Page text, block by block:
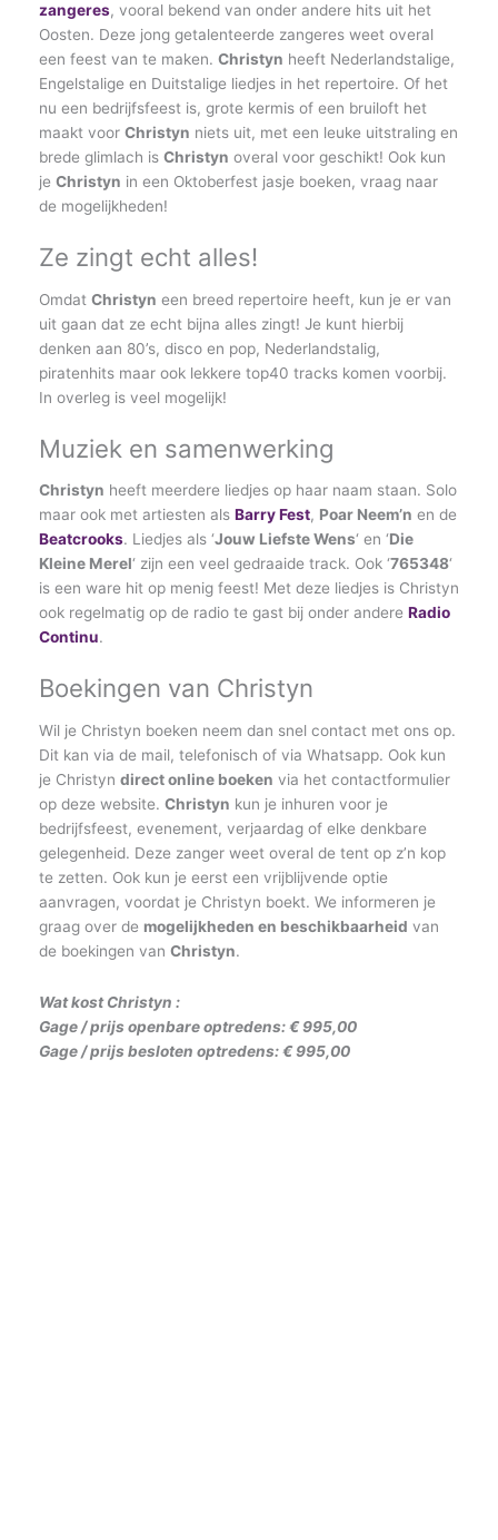
zangeres, vooral bekend van onder andere hits uit het
Oosten. Deze jong getalenteerde zangeres weet overal
een feest van te maken. Christyn heeft Nederlandstalige,
Engelstalige en Duitstalige liedjes in het repertoire. Of het
nu een bedrijfsfeest is, grote kermis of een bruiloft het
maakt voor Christyn niets uit, met een leuke uitstraling en
brede glimlach is Christyn overal voor geschikt! Ook kun
je Christyn in een Oktoberfest jasje boeken, vraag naar
de mogelijkheden!
Ze zingt echt alles!
Omdat Christyn een breed repertoire heeft, kun je er van
uit gaan dat ze echt bijna alles zingt! Je kunt hierbij
denken aan 80’s, disco en pop, Nederlandstalig,
piratenhits maar ook lekkere top40 tracks komen voorbij.
In overleg is veel mogelijk!
Muziek en samenwerking
Christyn heeft meerdere liedjes op haar naam staan. Solo
maar ook met artiesten als Barry Fest, Poar Neem’n en de
Beatcrooks. Liedjes als ‘Jouw Liefste Wens‘ en ‘Die
Kleine Merel‘ zijn een veel gedraaide track. Ook ‘765348‘
is een ware hit op menig feest! Met deze liedjes is Christyn
ook regelmatig op de radio te gast bij onder andere Radio
Continu.
Boekingen van Christyn
Wil je Christyn boeken neem dan snel contact met ons op.
Dit kan via de mail, telefonisch of via Whatsapp. Ook kun
je Christyn direct online boeken via het contactformulier
op deze website. Christyn kun je inhuren voor je
bedrijfsfeest, evenement, verjaardag of elke denkbare
gelegenheid. Deze zanger weet overal de tent op z’n kop
te zetten. Ook kun je eerst een vrijblijvende optie
aanvragen, voordat je Christyn boekt. We informeren je
graag over de mogelijkheden en beschikbaarheid van
de boekingen van Christyn.
Wat kost Christyn :
Gage / prijs openbare optredens: € 995,00
Gage / prijs besloten optredens: € 995,00